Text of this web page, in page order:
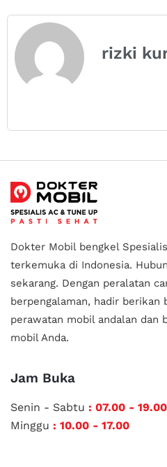
rizki
Dokter Mobil bengkel
terkemuka di Indonesia.
sekarang. Dengan peralatan
berpengalaman, hadir berikan
perawatan mobil andalan dan
mobil Anda.
Jam Buka
Senin - Sabtu : 07.00 - 19.00
Minggu : 10.00 - 17.00